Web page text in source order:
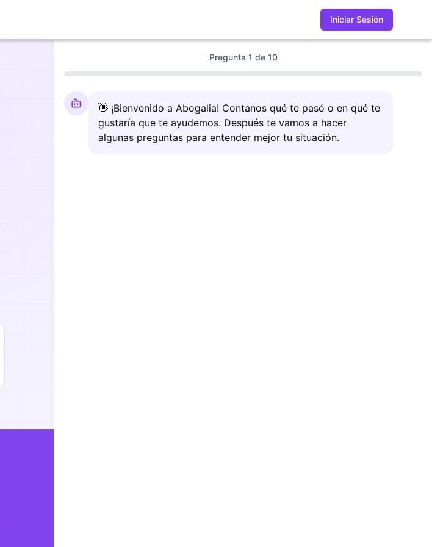
Iniciar Sesión
Pregunta 1 de 10
👋 ¡Bienvenido a Abogalia! Contanos qué te pasó o en qué te
gustaría que te ayudemos. Después te vamos a hacer
algunas preguntas para entender mejor tu situación.